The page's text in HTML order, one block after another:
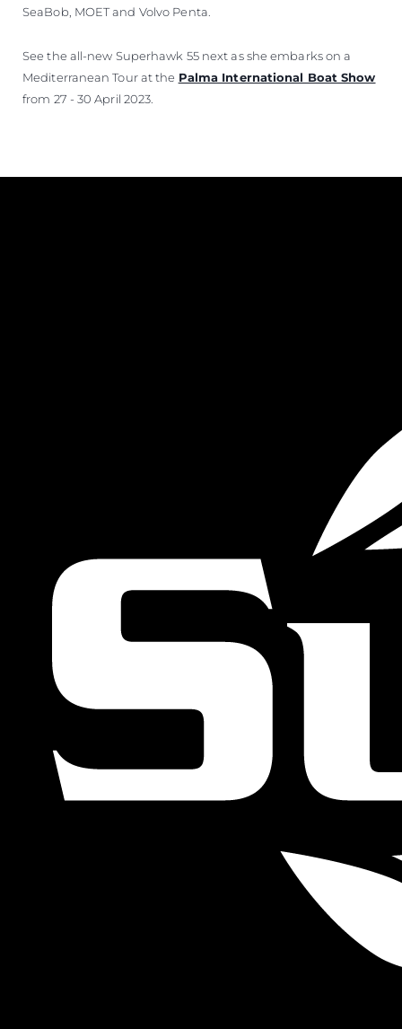
SeaBob, MOET and Volvo Penta.
See the all-new Superhawk 55 next as she embarks on a
Mediterranean Tour at the Palma International Boat Show
from 27 - 30 April 2023.